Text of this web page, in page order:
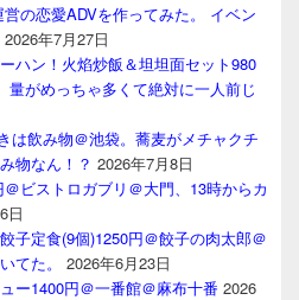
の恋愛ADVを作ってみた。 イベン
2026年7月27日
ハン！火焰炒飯＆坦坦面セット980
量がめっちゃ多くて絶対に一人前じ
は飲み物＠池袋。蕎麦がメチャクチ
物なん！？ 2026年7月8日
ビストロガブリ＠大門、13時からカ
日
子定食(9個)1250円＠餃子の肉太郎＠
てた。
2026年6月23日
ー1400円＠一番館＠麻布十番 2026